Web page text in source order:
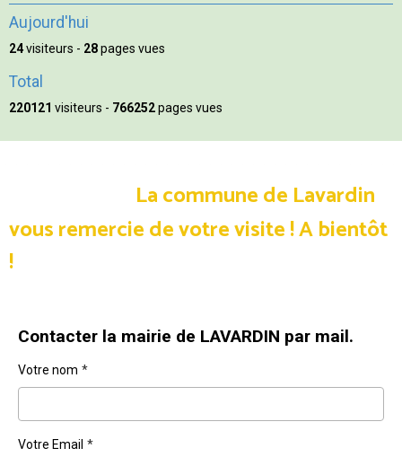
Aujourd'hui
24visiteurs - 28pages vues
Total
220121 visiteurs - 766252pages vues
La commune de Lavardin
vous remercie de votre visite !A bientôt
!
Contacter la mairie de LAVARDIN par mail.
Votre nom
Votre Email